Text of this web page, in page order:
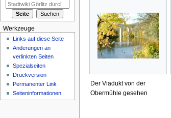
Der Viadukt von der
Obermühle gesehen
Werkzeuge
Links auf diese Seite
Änderungen an
verlinkten Seiten
Spezialseiten
Druckversion
Permanenter Link
Seiten­informationen